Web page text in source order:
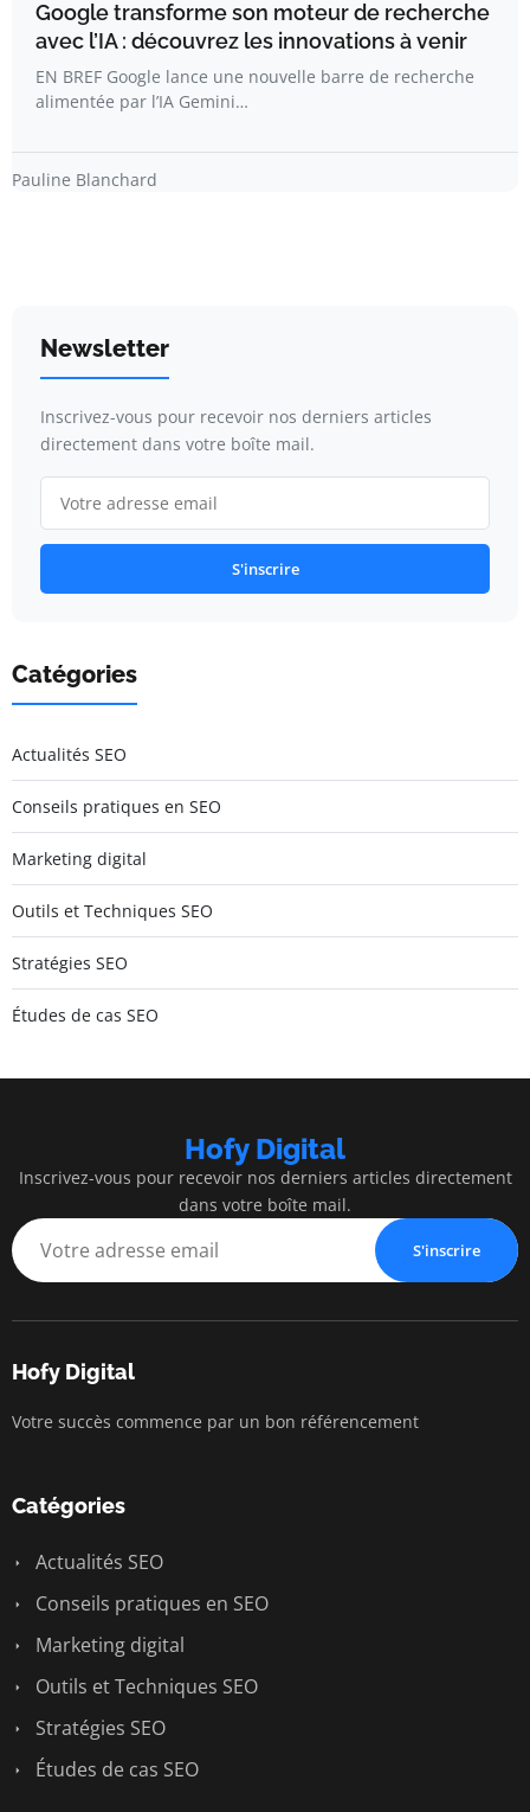
Google transforme son moteur de recherche
avec l’IA : découvrez les innovations à venir
EN BREF Google lance une nouvelle barre de recherche
alimentée par l’IA Gemini…
Pauline Blanchard
Newsletter
Inscrivez-vous pour recevoir nos derniers articles
directement dans votre boîte mail.
S'inscrire
Catégories
Actualités SEO
Conseils pratiques en SEO
Marketing digital
Outils et Techniques SEO
Stratégies SEO
Études de cas SEO
Hofy Digital
Inscrivez-vous pour recevoir nos derniers articles directement
dans votre boîte mail.
S'inscrire
Hofy Digital
Votre succès commence par un bon référencement
Catégories
Actualités SEO
Conseils pratiques en SEO
Marketing digital
Outils et Techniques SEO
Stratégies SEO
Études de cas SEO